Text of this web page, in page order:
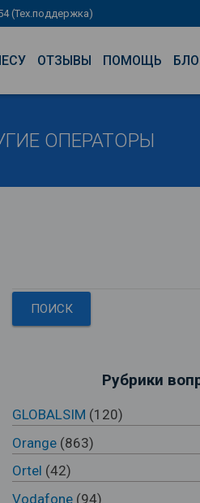
(Тех.поддержка)
ОТЗЫВЫ ПОМОЩЬ
ОПЕРАТОРЫ
Рубрики
GLOBALSIM (120)
Orange (863)
Ortel (42)
Vodafone (94)